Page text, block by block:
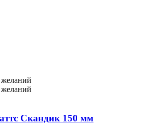
желаний
желаний
Скандик 150 мм